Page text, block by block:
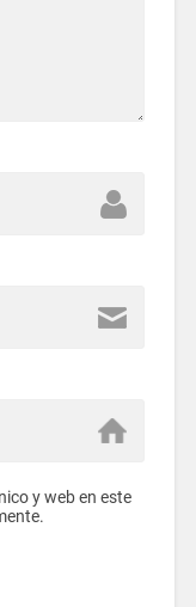
y web en este